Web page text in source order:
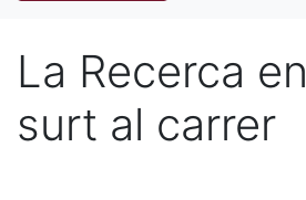
La Recerca
surt al carrer